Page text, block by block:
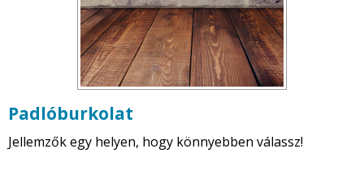
Padlóburkolat
Jellemzők egy helyen, hogy könnyebben válassz!